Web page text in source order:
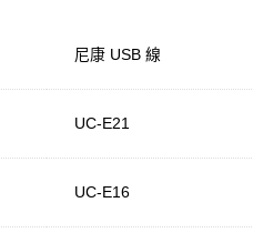
尼康 USB 線
UC-E21
UC-E16